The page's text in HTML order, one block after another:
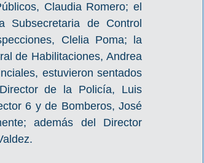
Claudia Romero; el
Subsecretaria de Control
Clelia Poma; la
de Habilitaciones, Andrea
estuvieron sentados
de la Policía, Luis
6 y de Bomberos, José
además del Director